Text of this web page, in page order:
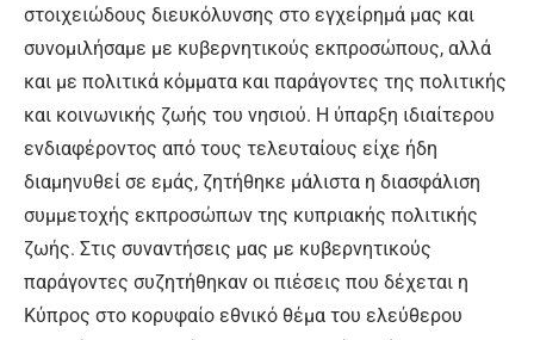
στοιχειώδους διευκόλυνσης στο εγχείρημά μας και
συνομιλήσαμε με κυβερνητικούς εκπροσώπους, αλλά
και με πολιτικά κόμματα και παράγοντες της πολιτικής
και κοινωνικής ζωής του νησιού. Η ύπαρξη ιδιαίτερου
ενδιαφέροντος από τους τελευταίους είχε ήδη
διαμηνυθεί σε εμάς, ζητήθηκε μάλιστα η διασφάλιση
συμμετοχής εκπροσώπων της κυπριακής πολιτικής
ζωής. Στις συναντήσεις μας με κυβερνητικούς
παράγοντες συζητήθηκαν οι πιέσεις που δέχεται η
Κύπρος στο κορυφαίο εθνικό θέμα του ελεύθερου